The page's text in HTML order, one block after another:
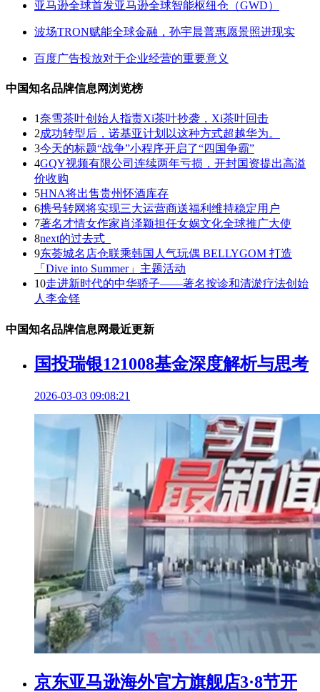
亚马逊全球首发亚马逊全球智能枢纽仓（GWD）
波场TRON赋能全球金融，孙宇晨普惠愿景照进现实
百度广告投放对于企业经营的重要意义
中国知名品牌信息网浏览榜
1奈雪茶叶创始人指责Xi茶叶抄袭，Xi茶叶回击
2成功转型后，诺基亚计划以这种方式超越华为。
3今天的标题“战争”小程序开启了“四国争霸”
4GQY视频有限公司连续两年亏损，开封国资提出高溢
价收购
5HNA将出售贵州怀酒库存
6携号转网将实现三大运营商送福利维持稳定用户
7著名才情女作家肖泽颖担任女娲文化全球推广大使
8next的过去式_
9东荟城名店仓联乘韩国人气玩偶 BELLYGOM 打造
「Dive into Summer」主题活动
10走进新时代的中华骄子——著名按诊和清淤疗法创始
人李金铎
中国知名品牌信息网最近更新
国投瑞银121008基金深度解析与思考
2026-03-03 09:08:21
京东亚马逊海外官方旗舰店3·8节开